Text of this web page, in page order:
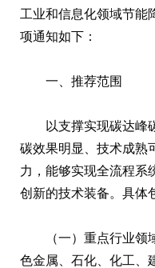
工业和信息化领域节能
项通知如下：
一、推荐范围
以支撑实现碳达峰
碳效果明显、技术成熟
力，能够实现全流程系
创新的技术装备。具体
（一）重点行业
色金属、石化、化工、